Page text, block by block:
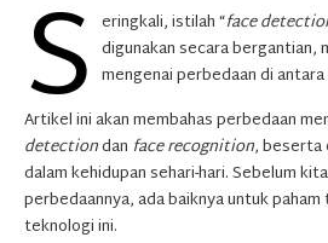
S eringkali, istilah “face
digunakan secara bergantian,
mengenai perbedaan di
Artikel ini akan membahas perbedaan
detectiondan face recognition, beserta
dalam kehidupan sehari-hari. Sebelum
perbedaannya, ada baiknya untuk
teknologi ini.